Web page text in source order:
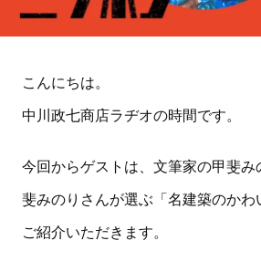
こんにちは。
中川政七商店ラヂオの時間です。
今回からゲストは、文筆家の甲斐み
斐みのりさんが選ぶ「名建築のか
ご紹介いただきます。